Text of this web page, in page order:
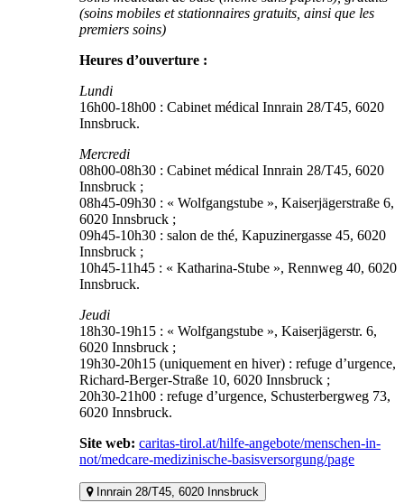
(soins mobiles et stationnaires gratuits, ainsi que les
premiers soins)
Heures d’ouverture :
Lundi
16h00-18h00 : Cabinet médical Innrain 28/T45, 6020
Innsbruck.
Mercredi
08h00-08h30 : Cabinet médical Innrain 28/T45, 6020
Innsbruck ;
08h45-09h30 : « Wolfgangstube », Kaiserjägerstraße 6,
6020 Innsbruck ;
09h45-10h30 : salon de thé, Kapuzinergasse 45, 6020
Innsbruck ;
10h45-11h45 : « Katharina-Stube », Rennweg 40, 6020
Innsbruck.
Jeudi
18h30-19h15 : « Wolfgangstube », Kaiserjägerstr. 6,
6020 Innsbruck ;
19h30-20h15 (uniquement en hiver) : refuge d’urgence,
Richard-Berger-Straße 10, 6020 Innsbruck ;
20h30-21h00 : refuge d’urgence, Schusterbergweg 73,
6020 Innsbruck.
Site web: caritas-tirol.at/hilfe-angebote/menschen-in-
not/medcare-medizinische-basisversorgung/page
Innrain 28/T45, 6020 Innsbruck